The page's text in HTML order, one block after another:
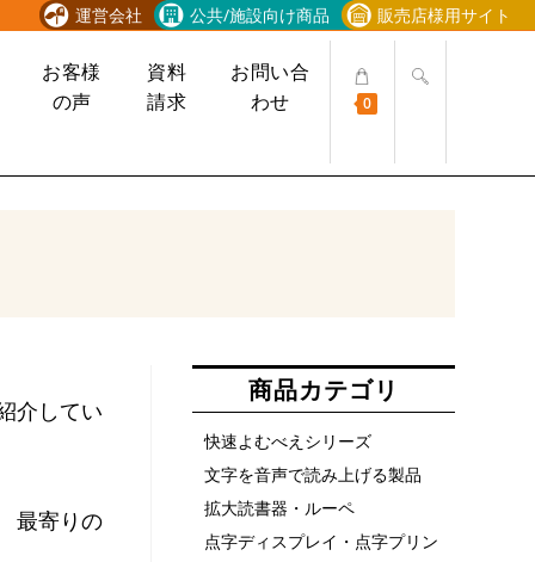
運営会社 公共/施設向け商品
販売店様用サイト
お客様
の声
資料
請求
お問い合
わせ
0
ウ
イ
介してい
最寄りの
商品カテゴリ
快速よむべえシリーズ
文字を音声で読み上げる製品
拡大読書器・ルーペ
点字ディスプレイ・点字プリン